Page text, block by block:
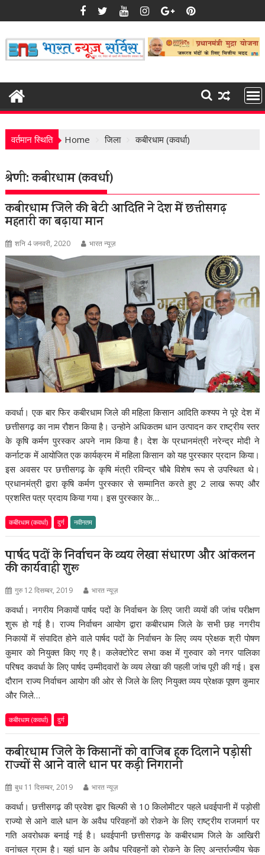
to
वर्तमान स्थिति Home जिला कबीरधाम (कवर्धा)
श्रेणी:कबीरधाम (कवर्धा)
कबीरधाम जिले की बेटी आदिति ने देश में छत्तीसगढ़
महतारी का बढ़ाया मान
शनि 4 जनवरी, 2020 भारत न्यूज़
कवर्धा। एक बार फिर कबीरधाम जिले की महिला किसान आदिति कश्यप ने पूरे देश में
छत्तीसगढ़ का नाम रौशन किया है। उन्होने अधिकतम धान उत्पादन कर राष्ट्रीय स्तर
के कृषि कर्मण पुरस्कर अपने नाम किया है। देश के प्रधानमंत्री नरेन्द्र मोदी ने
कर्नाटक में आयोजित एक कार्यक्रम में महिला किसान को यह पुरस्कार प्रदान किया।
इस अवसर पर छत्तीसगढ़ के कृषि मंत्री रविन्द्र चौबे विशेष रूप से उपस्थित थे।
प्रधानमंत्री द्वारा कृषि कर्मण पुरस्कार से सम्मानित करते हुए 2 लाख रूपए और
प्रशस्ति पत्र प्रदाय किया गया। इस पुरस्कार के…
कबीरधाम (कवर्धा) दुर्ग नवीनतम
पार्षद पदों के निर्वाचन के व्यय लेखा संधारण और आंकलन
की कार्यवाही शुरू
गुरु 12 दिसम्बर, 2019 भारत न्यूज़
कवर्धा। नगरीय निकायों पार्षद पदों के निर्वाचन के लिए जारी व्ययों की जांच परीक्षण
शुरू हो गई है। राज्य निर्वाचन आयोग द्वारा कबीरधाम जिले के सभी छह नगरीय
निकायों में संपादित होने वाले पार्षद पदों के निर्वाचन के लिए व्यय प्रेक्षक श्री पोषण
कुमार को नियुक्त किए गए है। कलेक्टोरेट सभा कक्ष में गुरुवार को नगर पालिका
परिषद कवर्धा के लिए पार्षद उम्मीदवारों के व्यय लेखा की पहली जांच पूरी की गई। इस
दौरान राज्य निर्वाचन आयोग की ओर से जिले के लिए नियुक्त व्यय प्रेक्षक पूषण कुमार
और जिले…
कबीरधाम (कवर्धा) दुर्ग
कबीरधाम जिले के किसानों को वाजिब हक दिलाने पड़ोसी
राज्यों से आने वाले धान पर कड़ी निगरानी
बुध 11 दिसम्बर, 2019 भारत न्यूज़
कवर्धा। छत्तीसगढ़ की प्रवेश द्वार चिल्फी से 10 किलोमीटर पहले धवईपानी में पड़ोसी
राज्यो से आने वाले धान के अवैध परिवहनों को रोकने के लिए राष्ट्रीय राजमार्ग पर
गति अवरोधक बनाई गई है। धवईपानी छत्तीसगढ़ के कबीरधाम जिले के आखिरी
वनांचल ग्राम है। यहां धान के अवैध परिवहनों को रोकने के लिए अन्तर्राज्यीय चेक